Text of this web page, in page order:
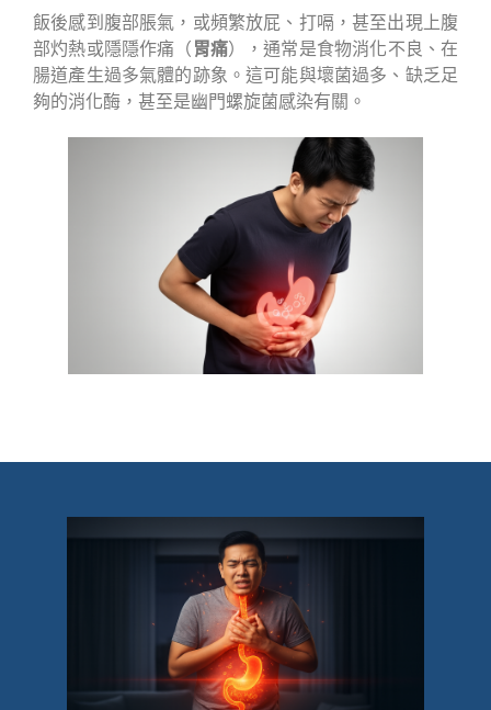
飯後感到腹部脹氣，或頻繁放屁、打嗝，甚至出現上腹
部灼熱或隱隱作痛（ 胃痛），通常是食物消化不良、在
腸道產生過多氣體的跡象。這可能與壞菌過多、缺乏足
夠的消化酶，甚至是幽門螺旋菌感染有關。